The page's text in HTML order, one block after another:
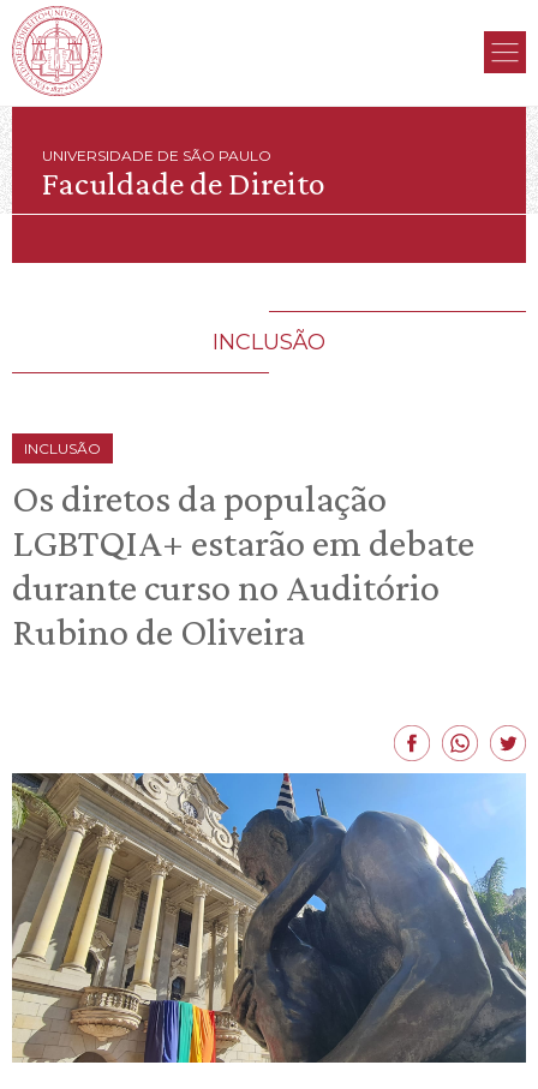
UNIVERSIDADE DE SÃO PAULO
Faculdade de Direito
INCLUSÃO
INCLUSÃO
Os diretos da população
LGBTQIA+ estarão em debate
durante curso no Auditório
Rubino de Oliveira